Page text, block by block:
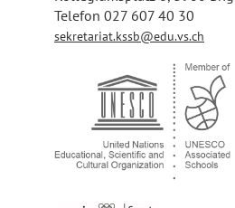
Telefon 027 607 40 30
sekretariat.kssb@edu.vs.ch